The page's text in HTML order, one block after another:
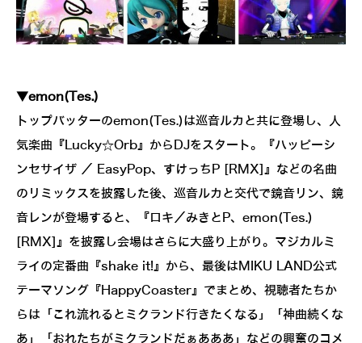
▼emon(Tes.)
トップバッターのemon(Tes.)は巡音ルカと共に登場し、人
気楽曲『Lucky☆Orb』からDJをスタート。『ハッピーシ
ンセサイザ ／ EasyPop、すけっちP [RMX]』などの名曲
のリミックスを披露した後、巡音ルカと交代で鏡音リン、鏡
音レンが登場すると、『ロキ／みきとP、emon(Tes.)
[RMX]』を披露し会場はさらに大盛り上がり。マジカルミ
ライの定番曲『shake it!』から、最後はMIKU LAND公式
テーマソング『HappyCoaster』でまとめ、視聴者たちか
らは「これ流れるとミクランド行きたくなる」「神曲続くな
あ」「おれたちがミクランドだぁあああ」などの興奮のコメ